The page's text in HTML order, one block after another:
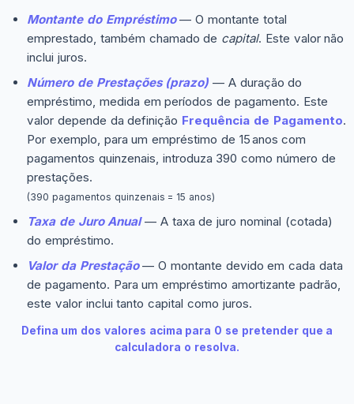
Montante do Empréstimo— O montante total
emprestado, também chamado de capital. Este valor não
inclui juros.
Número de Prestações (prazo) — A duração do
empréstimo, medida em períodos de pagamento. Este
valor depende da definição Frequência de Pagamento.
Por exemplo, para um empréstimo de 15 anos com
pagamentos quinzenais, introduza 390 como número de
prestações.
(390 pagamentos quinzenais = 15 anos)
Taxa de Juro Anual— A taxa de juro nominal (cotada)
do empréstimo.
Valor da Prestação— O montante devido em cada data
de pagamento. Para um empréstimo amortizante padrão,
este valor inclui tanto capital como juros.
Defina um dos valores acima para 0 se pretender que a
calculadora o resolva.